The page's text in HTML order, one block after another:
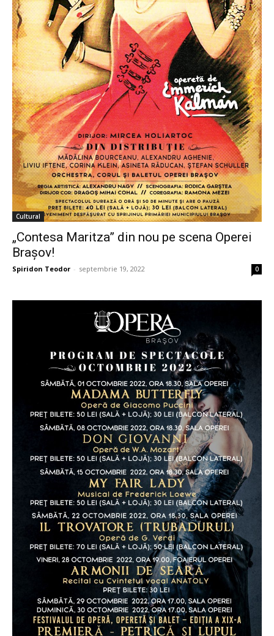
Cultural
„Contesa Maritza” din nou pe scena Operei
Brașov!
Spiridon Teodor - septembrie 19, 2022 0